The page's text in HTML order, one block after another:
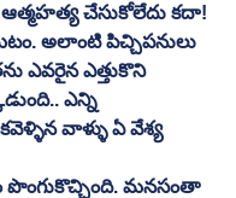
చేసుకోలేదు కదా!
అలాంటి పిచ్చిపనులు
ఎవరైన ఎత్తుకొని
ఎన్ని
వాళ్ళు ఏ వేశ్య
పొంగుకొచ్చింది. మనసంతా